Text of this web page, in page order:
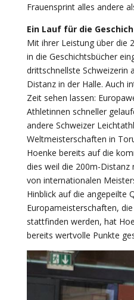
Frauensprint alles andere
Ein Lauf für die
Mit ihrer Leistung über die
in die Geschichtsbücher
drittschnellste Schweizerin
Distanz in der Halle. Auch
Zeit sehen lassen:
Athletinnen schneller
andere Schweizer
Weltmeisterschaften in
Hoenke bereits auf die
dies weil die 200m-
von internationalen
Hinblick auf die angepeilte
Europameisterschaften,
stattfinden werden, hat
bereits wertvolle Punkte